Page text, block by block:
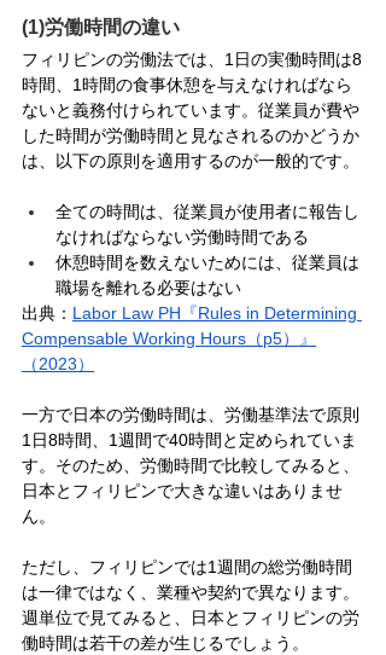
(1)労働時間の違い
フィリピンの労働法では、1日の実働時間は8
時間、1時間の食事休憩を与えなければなら
ないと義務付けられています。従業員が費や
した時間が労働時間と見なされるのかどうか
は、以下の原則を適用するのが一般的です。
全ての時間は、従業員が使用者に報告し
なければならない労働時間である
休憩時間を数えないためには、従業員は
職場を離れる必要はない
出典： Labor Law PH『Rules in Determining
Compensable Working Hours（p5）』
（2023）
一方で日本の労働時間は、労働基準法で原則
1日8時間、1週間で40時間と定められていま
す。そのため、労働時間で比較してみると、
日本とフィリピンで大きな違いはありませ
ん。
ただし、フィリピンでは1週間の総労働時間
は一律ではなく、業種や契約で異なります。
週単位で見てみると、日本とフィリピンの労
働時間は若干の差が生じるでしょう。